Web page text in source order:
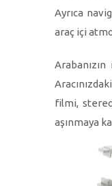
Ayrıca
araç içi
filmi,
aşınmaya